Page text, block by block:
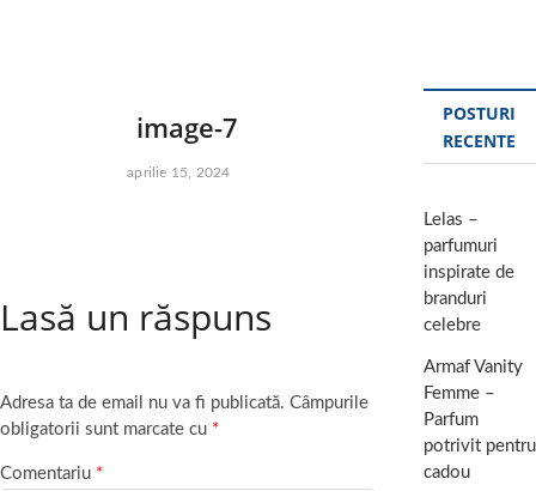
image-7
aprilie 15, 2024
Lasă un răspuns
Adresa ta de email nu va fi publicată. Câmpurile
obligatorii sunt marcate cu *
Comentariu *
POSTURI
RECENTE
Lelas –
parfumuri
inspirate de
branduri
celebre
Armaf Vanity
Femme –
Parfum
potrivit pentru
cadou